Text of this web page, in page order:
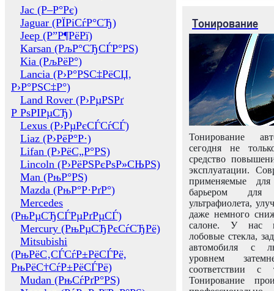
Jac (Р–Р°Рє)
Jaguar (РЇРіСѓР°СЂ)
Jeep (Р”Р¶РёРї)
Karsan (РљР°СЂСЃР°РЅ)
Kia (РљРёР°)
Lancia (Р›Р°РЅС‡РёСЏ,
Р›Р°РЅС‡Р°)
Land Rover (Р›РµРЅРґ
Р РѕРІРµСЂ)
Lexus (Р›РµРєСЃСѓСЃ)
Liaz (Р›РёР°Р·)
Lifan (Р›РёС„Р°РЅ)
Lincoln (Р›РёРЅРєРѕР»СЊРЅ)
Man (РњР°РЅ)
Mazda (РњР°Р·РґР°)
Mercedes
(РњРµСЂСЃРµРґРµСЃ)
Mercury (РњРµСЂРєСѓСЂРё)
Mitsubishi
(РњРёС‚СЃСѓР±РёСЃРё,
РњРёС†СѓР±РёСЃРё)
Mudan (РњСѓРґР°РЅ)
Тонирование
Тонирование
сегодня не
средство
эксплуатации.
применяемые
барьером для
ультрафиолета,
даже немного
салоне. У нас
лобовые стекла,
автомобиля с
уровнем
соответствии с
Тонирование